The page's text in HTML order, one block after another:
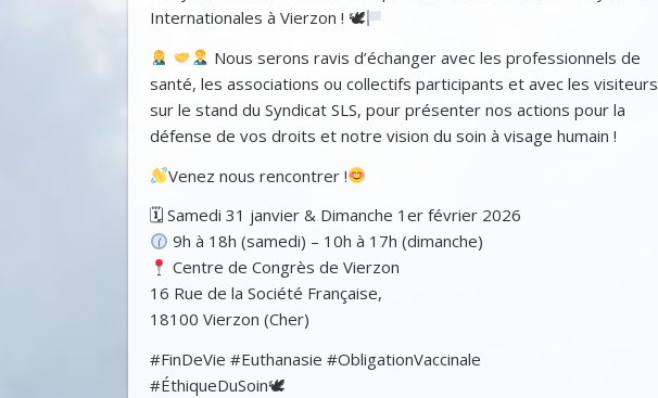
Internationales à Vierzon ! 🕊
Nous serons ravis d’échanger avec les professionnels de
santé, les associations ou collectifs participants et avec les visiteurs
sur le stand du Syndicat SLS, pour présenter nos actions pour la
défense de vos droits et notre vision du soin à visage humain !
Venez nous rencontrer !
🗓 Samedi 31 janvier & Dimanche 1er février 2026
9h à 18h (samedi) – 10h à 17h (dimanche)
Centre de Congrès de Vierzon
16 Rue de la Société Française,
18100 Vierzon (Cher)
#FinDeVie #Euthanasie #ObligationVaccinale
#ÉthiqueDuSoin🕊